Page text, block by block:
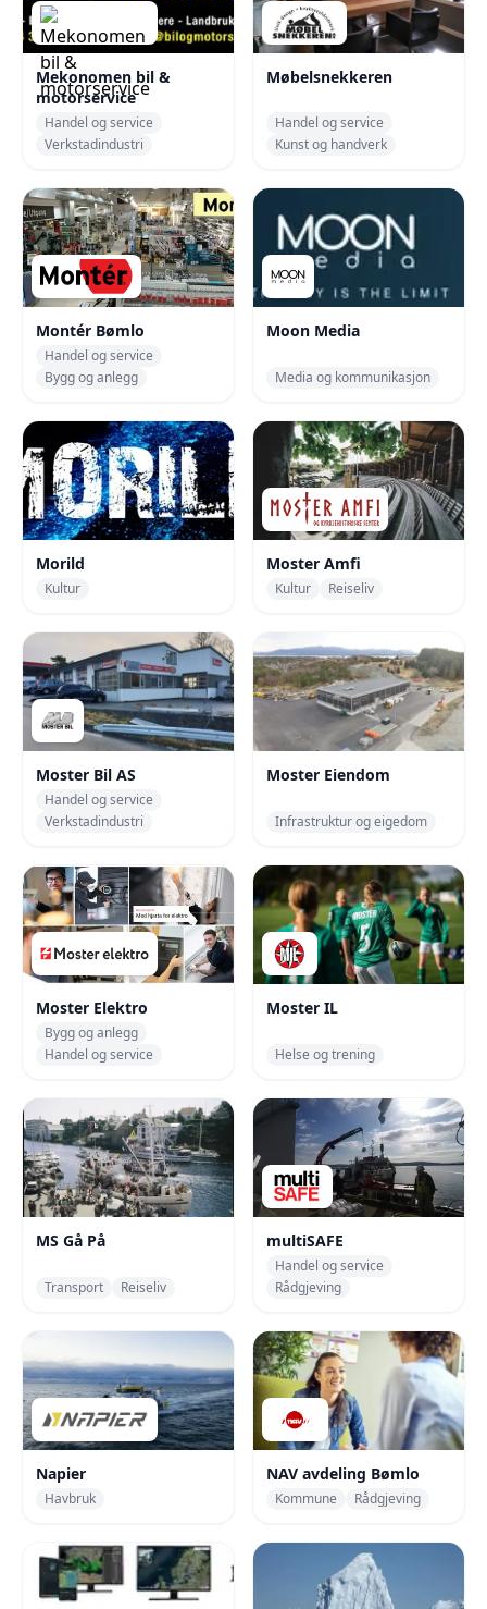
Mekonomen bil &
motorservice
Handel og service
Verkstadindustri
Møbelsnekkeren
Handel og service
Kunst og handverk
Montér Bømlo
Handel og service
Bygg og anlegg
Moon Media
Media og kommunikasjon
Morild
Kultur
Moster Amfi
Kultur Reiseliv
Moster Bil AS
Handel og service
Verkstadindustri
Moster Eiendom
Infrastruktur og eigedom
Moster Elektro
Bygg og anlegg
Handel og service
Moster IL
Helse og trening
MS Gå På
Transport Reiseliv
multiSAFE
Handel og service
Rådgjeving
Napier
Havbruk
NAV avdeling Bømlo
Kommune Rådgjeving